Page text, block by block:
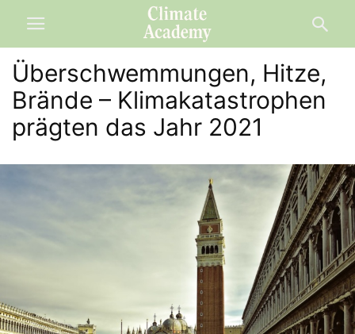
Überschwemmungen, Hitze,
Brände – Klimakatastrophen
prägten das Jahr 2021